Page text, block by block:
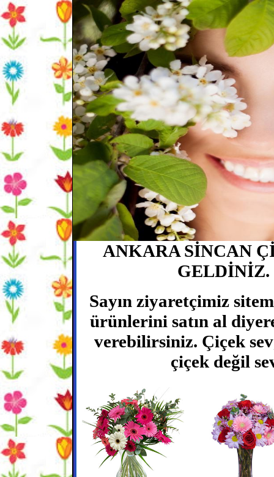
ANKARA SİNCAN
Sayın ziyaretçimiz
ürünlerini satın al
verebilirsiniz. Çiçek
çiçek değil